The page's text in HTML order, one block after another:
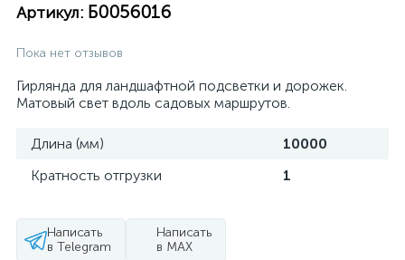
Артикул: Б0056016
Пока нет отзывов
Гирлянда для ландшафтной подсветки и дорожек.
Матовый свет вдоль садовых маршрутов.
Длина (мм)
10000
Кратность отгрузки
1
Написать
в Telegram
Написать
в MAX